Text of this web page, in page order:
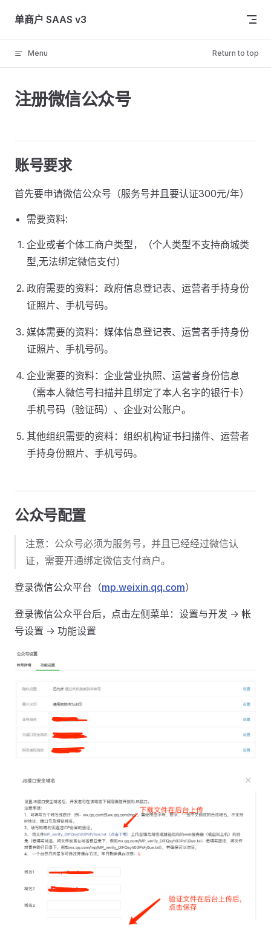
Skip to content
单商户 SAAS v3
Menu Return to top
注册微信公众号
账号要求
首先要申请微信公众号（服务号并且要认证300元/年）
需要资料:
企业或者个体工商户类型，（个人类型不支持商城类
型,无法绑定微信支付）
政府需要的资料：政府信息登记表、运营者手持身份
证照片、手机号码。
媒体需要的资料：媒体信息登记表、运营者手持身份
证照片、手机号码。
企业需要的资料：企业营业执照、运营者身份信息
（需本人微信号扫描并且绑定了本人名字的银行卡）
手机号码（验证码）、企业对公账户。
其他组织需要的资料：组织机构证书扫描件、运营者
手持身份照片、手机号码。
公众号配置
注意：公众号必须为服务号，并且已经经过微信认
证，需要开通绑定微信支付商户。
登录微信公众平台（mp.weixin.qq.com）
登录微信公众平台后，点击左侧菜单：设置与开发 -> 帐
号设置 -> 功能设置